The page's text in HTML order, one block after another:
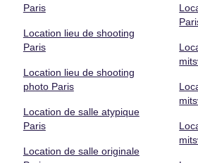
Paris
Location lieu de shooting
Paris
Location lieu de shooting
photo Paris
Location de salle atypique
Paris
Location de salle originale